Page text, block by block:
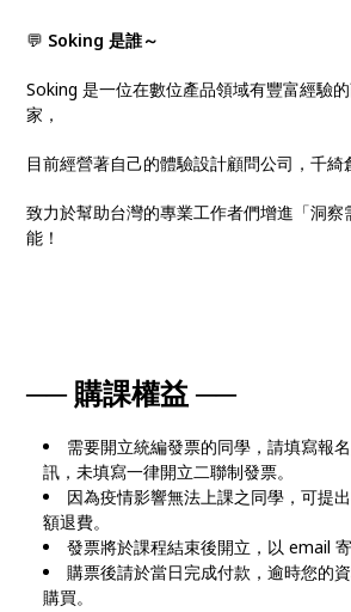
💬 Soking 是誰～
Soking 是一位在數位產品領域有豐富經驗
家，
目前經營著自己的體驗設計顧問公司，千綺
致力於幫助台灣的專業工作者們增進「洞察
能！
── 購課權益 ──
需要開立統編發票的同學，請填寫報
訊，未填寫一律開立二聯制發票。
因為疫情影響無法上課之同學，可提
額退費。
發票將於課程結束後開立，以 email 寄
購票後請於當日完成付款，逾時您的
購買。